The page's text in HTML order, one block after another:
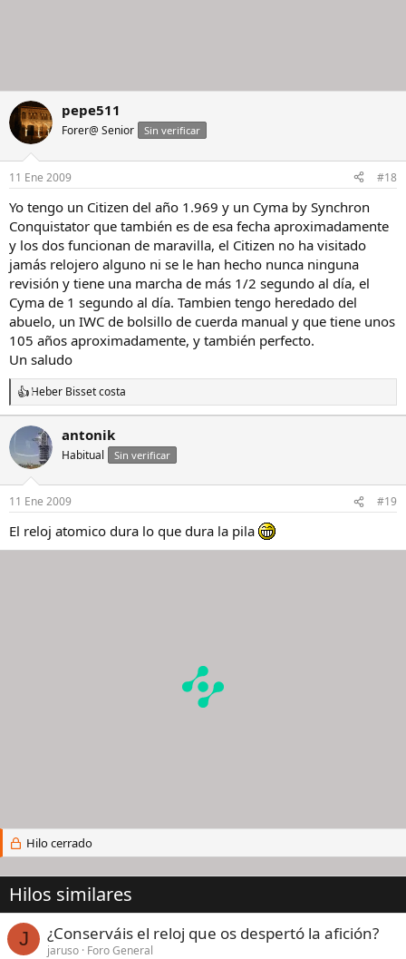
pepe511
Forer@ Senior Sin verificar
11 Ene 2009 #18
Yo tengo un Citizen del año 1.969 y un Cyma by Synchron
Conquistator que también es de esa fecha aproximadamente
y los dos funcionan de maravilla, el Citizen no ha visitado
jamás relojero alguno ni se le han hecho nunca ninguna
revisión y tiene una marcha de más 1/2 segundo al día, el
Cyma de 1 segundo al día. Tambien tengo heredado del
abuelo, un IWC de bolsillo de cuerda manual y que tiene unos
105 años aproximadamente, y también perfecto.
Un saludo
R
e
a
c
c
i
o
n
e
s
Heber Bisset costa
antonik
Habitual Sin verificar
11 Ene 2009 #19
El reloj atomico dura lo que dura la pila
Hilo cerrado
Hilos similares
J ¿Conserváis el reloj que os despertó la afición?
jaruso Foro General